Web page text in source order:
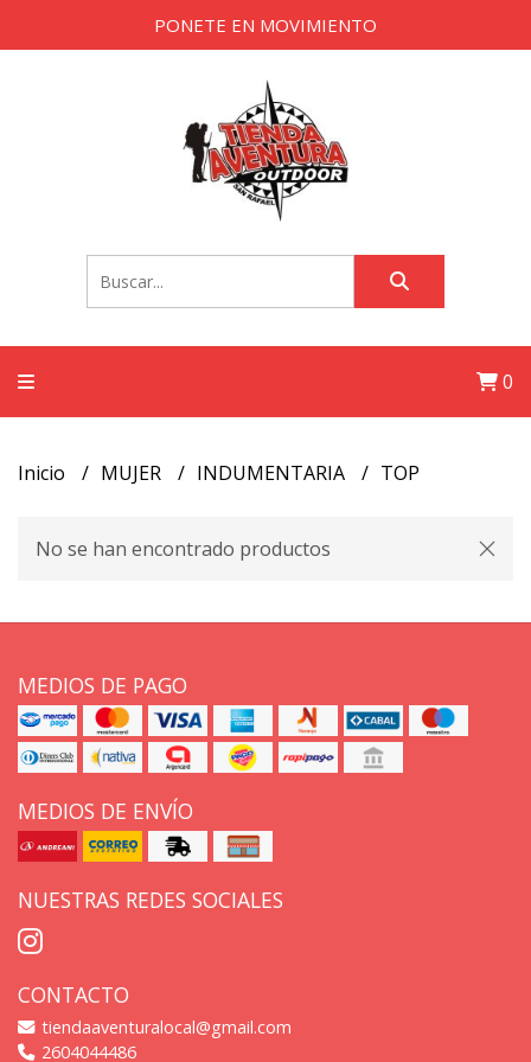
PONETE EN MOVIMIENTO
0
Inicio MUJER INDUMENTARIA TOP
No se han encontrado productos
MEDIOS DE PAGO
MEDIOS DE ENVÍO
NUESTRAS REDES SOCIALES
CONTACTO
tiendaaventuralocal@gmail.com
2604044486